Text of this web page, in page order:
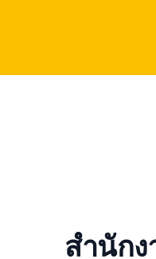
สำนักง